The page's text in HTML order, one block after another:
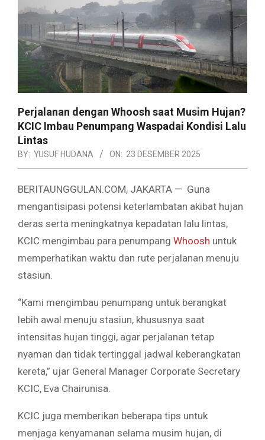
Perjalanan dengan Whoosh saat Musim Hujan?
KCIC Imbau Penumpang Waspadai Kondisi Lalu
Lintas
BY: YUSUF HUDANA ON: 23 DESEMBER 2025
BERITAUNGGULAN.COM, JAKARTA — Guna
mengantisipasi potensi keterlambatan akibat hujan
deras serta meningkatnya kepadatan lalu lintas,
KCIC mengimbau para penumpang Whoosh untuk
memperhatikan waktu dan rute perjalanan menuju
stasiun.
“Kami mengimbau penumpang untuk berangkat
lebih awal menuju stasiun, khususnya saat
intensitas hujan tinggi, agar perjalanan tetap
nyaman dan tidak tertinggal jadwal keberangkatan
kereta,” ujar General Manager Corporate Secretary
KCIC, Eva Chairunisa.
KCIC juga memberikan beberapa tips untuk
menjaga kenyamanan selama musim hujan, di